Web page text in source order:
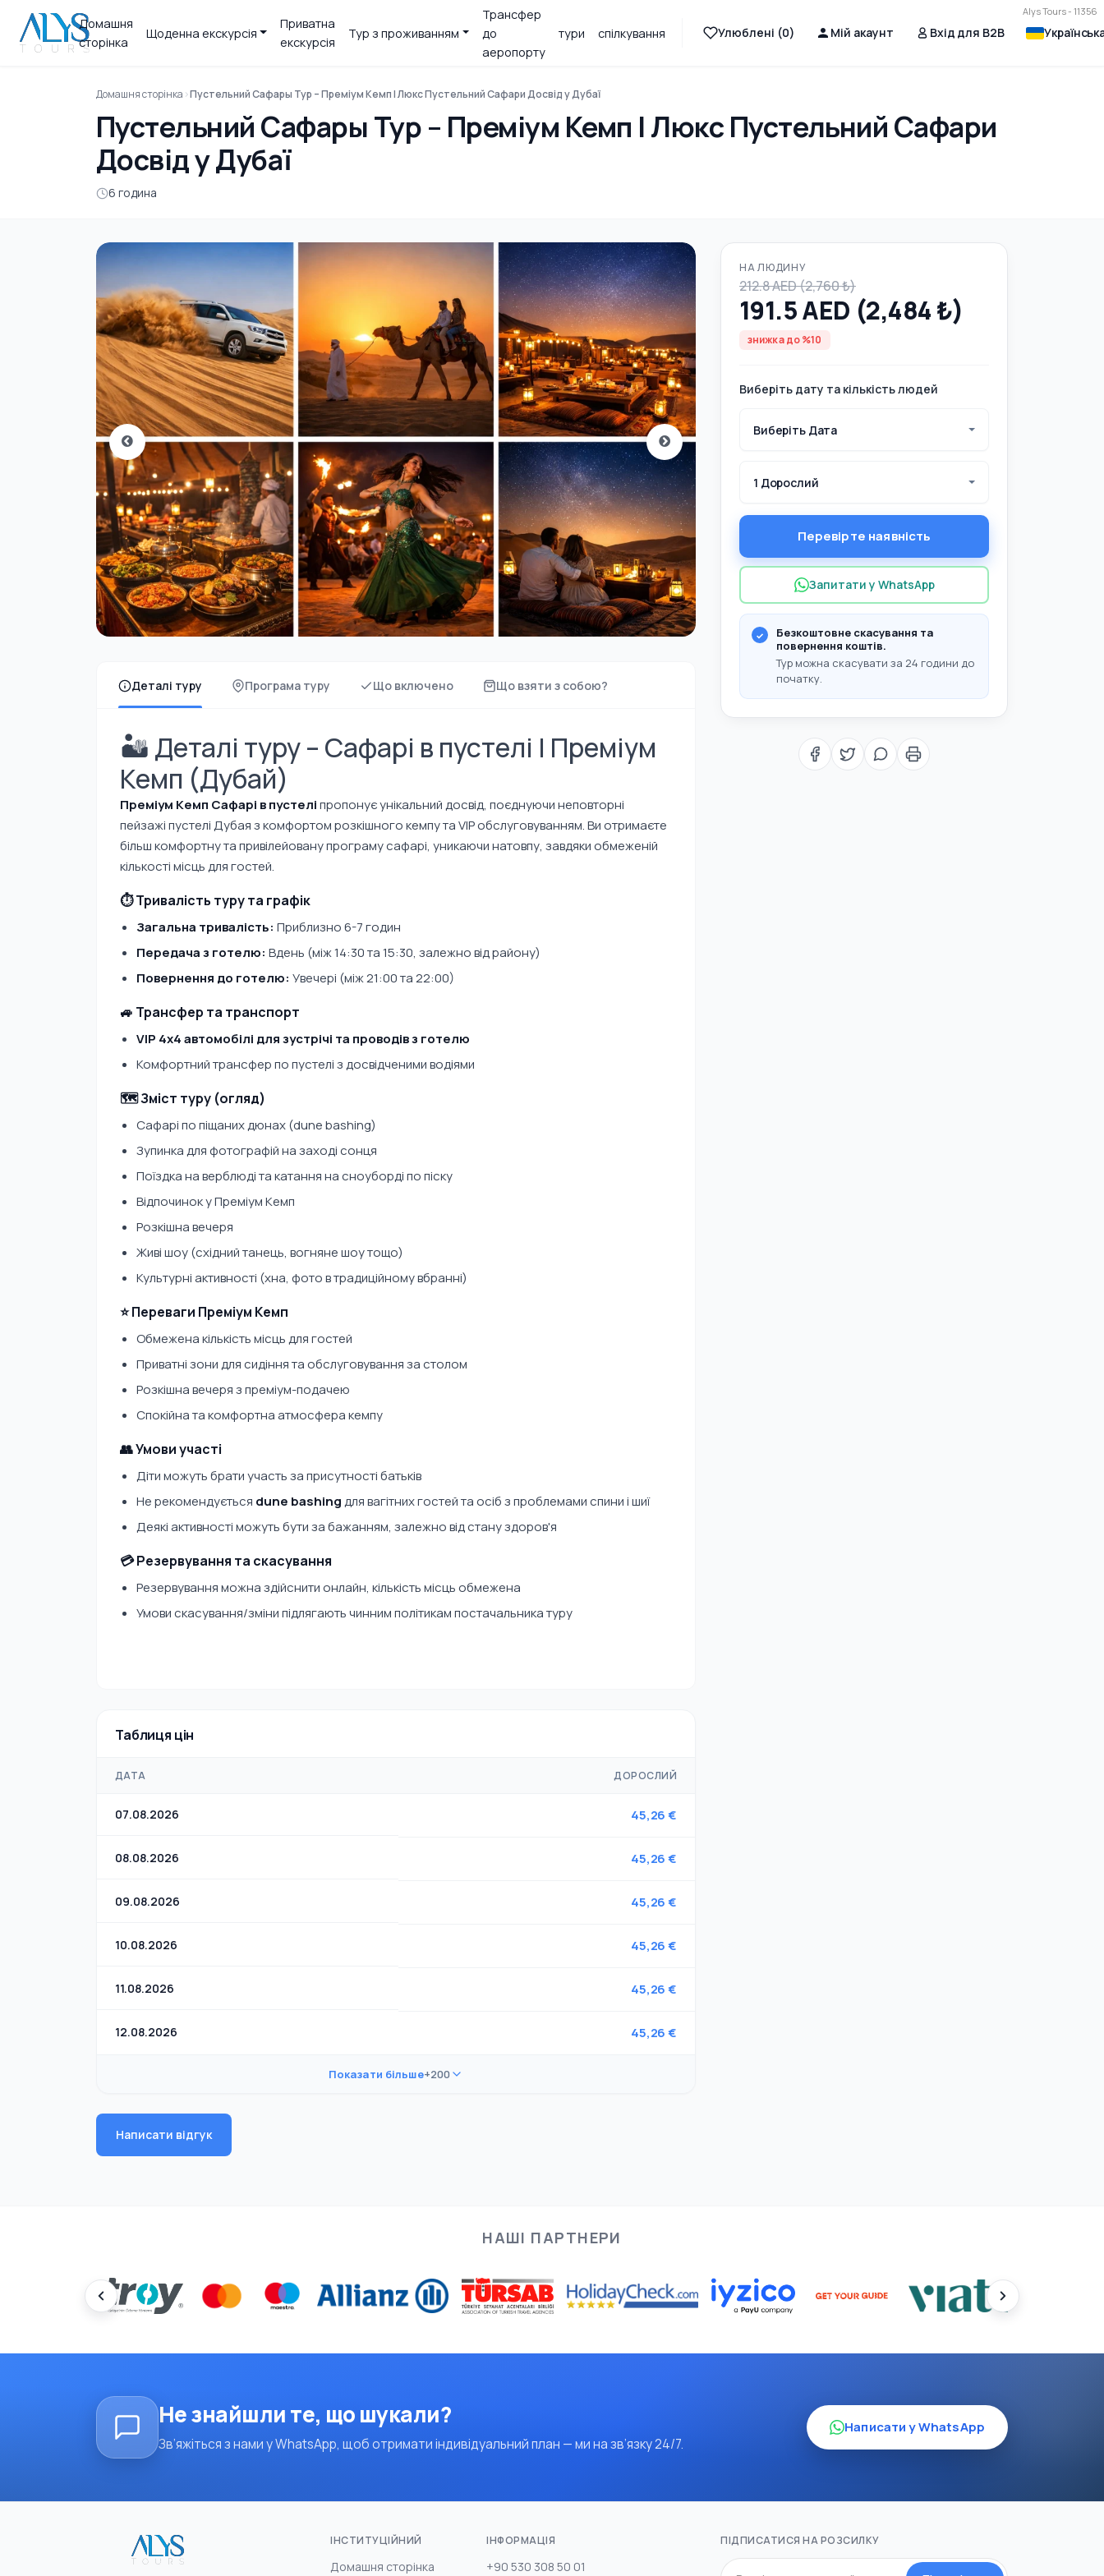
Alys Tours - 11356
Домашня
сторінка
Щоденна екскурсія
Приватна
екскурсія
Тур з проживанням
Трансфер
до
аеропорту
тури спілкування Улюблені (0) Мій акаунт Вхід для B2B
Домашня сторінка Пустельний Сафары Тур – Преміум Кемп | Люкс Пустельний Сафари Досвід у Дубаї
Пустельний Сафары Тур – Преміум Кемп | Люкс Пустельний Сафари
Досвід у Дубаї
6 година
Деталі туру Програма туру Що включено Що взяти з собою?
🏜️ Деталі туру – Сафарі в пустелі | Преміум
Кемп (Дубай)
Преміум Кемп Сафарі в пустеліпропонує унікальний досвід, поєднуючи неповторні
пейзажі пустелі Дубая з комфортом розкішного кемпу та VIP обслуговуванням. Ви отримаєте
більш комфортну та привілейовану програму сафарі, уникаючи натовпу, завдяки обмеженій
кількості місць для гостей.
⏱️ Тривалість туру та графік
Загальна тривалість: Приблизно 6-7 годин
Передача з готелю: Вдень (між 14:30 та 15:30, залежно від району)
Повернення до готелю: Увечері (між 21:00 та 22:00)
🚙 Трансфер та транспорт
VIP 4x4 автомобілі для зустрічі та проводів з готелю
Комфортний трансфер по пустелі з досвідченими водіями
🗺️ Зміст туру (огляд)
Сафарі по піщаних дюнах (dune bashing)
Зупинка для фотографій на заході сонця
Поїздка на верблюді та катання на сноуборді по піску
Відпочинок у Преміум Кемп
Розкішна вечеря
Живі шоу (східний танець, вогняне шоу тощо)
Культурні активності (хна, фото в традиційному вбранні)
⭐ Переваги Преміум Кемп
Обмежена кількість місць для гостей
Приватні зони для сидіння та обслуговування за столом
Розкішна вечеря з преміум-подачею
Спокійна та комфортна атмосфера кемпу
👥 Умови участі
Діти можуть брати участь за присутності батьків
Не рекомендується dune bashingдля вагітних гостей та осіб з проблемами спини і шиї
Деякі активності можуть бути за бажанням, залежно від стану здоров'я
💳 Резервування та скасування
Резервування можна здійснити онлайн, кількість місць обмежена
Умови скасування/зміни підлягають чинним політикам постачальника туру
Таблиця цін
ДАТА ДОРОСЛИЙ
07.08.2026 45,26 €
08.08.2026 45,26 €
09.08.2026 45,26 €
10.08.2026 45,26 €
11.08.2026 45,26 €
12.08.2026 45,26 €
Показати більше+200
Написати відгук
НА ЛЮДИНУ
212.8 AED (2,760 ₺)
191.5 AED (2,484 ₺)
знижка до %10
Виберіть дату та кількість людей
Виберіть Дата
1 Дорослий
Перевірте наявність
Запитати у WhatsApp
Безкоштовне скасування та
повернення коштів.
Тур можна скасувати за 24 години до
початку.
НАШІ ПАРТНЕРИ
Не знайшли те, що шукали?
Зв’яжіться з нами у WhatsApp, щоб отримати індивідуальний план — ми на зв’язку 24/7.
Написати у WhatsApp
ІНСТИТУЦІЙНИЙ
Домашня сторінка
ІНФОРМАЦІЯ
+90 530 308 50 01
ПІДПИСАТИСЯ НА РОЗСИЛКУ